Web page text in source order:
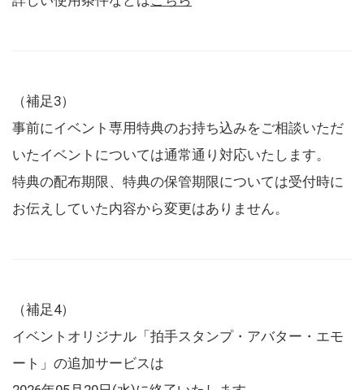
（補足3）
事前にイベント専用特典のお持ち込みをご相談いただ
いたイベントについては通常通り対応いたします。
特典の配布期限、特典の保管期限については受付時に
お伝えしていた内容から変更はありません。
（補足4）
イベントオリジナル「拍手スタンプ・アバター・エモ
ート」の追加サービスは